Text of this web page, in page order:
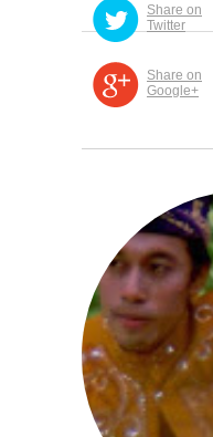
Share on
Twitter
Share on
Google+